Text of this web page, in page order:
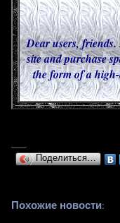
Dear users,
site and purchase
the form of a
Поделиться…
Похожие новости: